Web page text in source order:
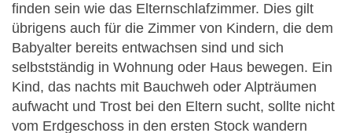
finden sein wie das Elternschlafzimmer. Dies gilt
übrigens auch für die Zimmer von Kindern, die dem
Babyalter bereits entwachsen sind und sich
selbstständig in Wohnung oder Haus bewegen. Ein
Kind, das nachts mit Bauchweh oder Alpträumen
aufwacht und Trost bei den Eltern sucht, sollte nicht
vom Erdgeschoss in den ersten Stock wandern